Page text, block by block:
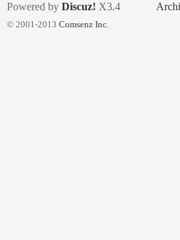
Powered by Discuz! X3.4
© 2001-2013 Comsenz Inc.